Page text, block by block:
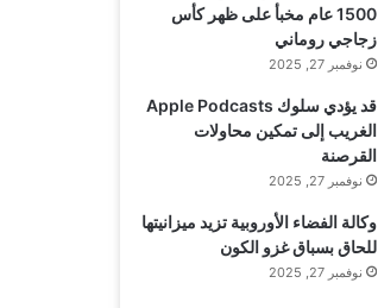
1500 عام مخبأ على ظهر كأس
زجاجي روماني
نوفمبر 27, 2025
قد يؤدي سلوك Apple Podcasts
الغريب إلى تمكين محاولات
القرصنة
نوفمبر 27, 2025
وكالة الفضاء الأوروبية تزيد ميزانيتها
للحاق بسباق غزو الكون
نوفمبر 27, 2025